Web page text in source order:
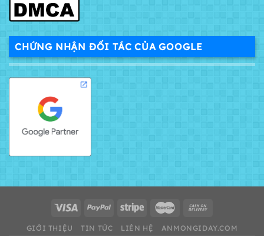
CHỨNG NHẬN ĐỐI TÁC CỦA GOOGLE
GIỚI THIỆU TIN TỨC LIÊN HỆ ANMONGIDAY.COM